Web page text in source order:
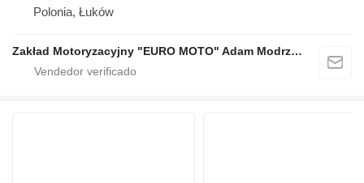
Polonia, Łuków
Zakład Motoryzacyjny "EURO MOTO" Adam Modrzewski